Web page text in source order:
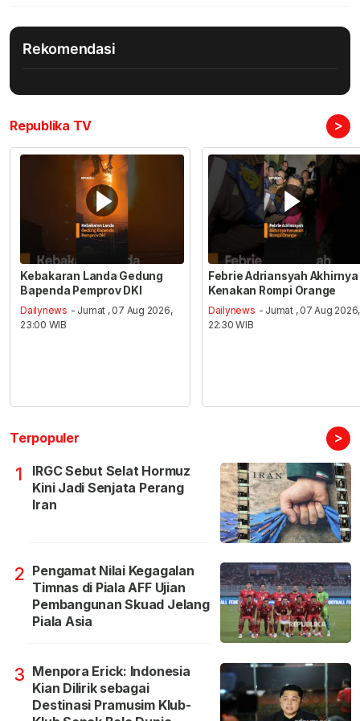
Rekomendasi
Republika TV >
Kebakaran Landa Gedung
Bapenda Pemprov DKI
Dailynews - Jumat , 07 Aug 2026,
23:00 WIB
Febrie Adriansyah Akhirnya
Kenakan Rompi Orange
Dailynews - Jumat , 07 Aug 2026,
22:30 WIB
Terpopuler >
1
IRGC Sebut Selat Hormuz
Kini Jadi Senjata Perang
Iran
2 Pengamat Nilai Kegagalan
Timnas di Piala AFF Ujian
Pembangunan Skuad Jelang
Piala Asia
3 Menpora Erick: Indonesia
Kian Dilirik sebagai
Destinasi Pramusim Klub-